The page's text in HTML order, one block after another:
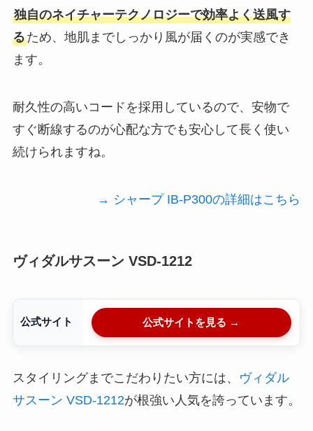
独自のネイチャーテクノロジーで効率よく送風す
るため、地肌までしっかり風が届くのが実感でき
ます。
耐久性の高いコードを採用しているので、安物で
すぐ断線するのが心配な方でも安心して長く使い
続けられますね。
→ シャープ IB-P300の詳細はこちら
ヴィダルサスーン VSD-1212
公式サイト 公式サイトを見る →
スタイリングまでこだわりたい方には、
ヴィダル
サスーン VSD-1212が根強い人気を誇っています。